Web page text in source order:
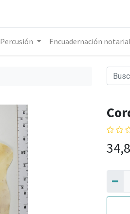
Percusión Encuadernación notarial